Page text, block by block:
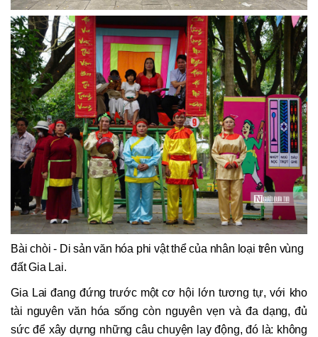
Bài chòi - Di sản văn hóa phi vật thể của nhân loại trên vùng
đất Gia Lai.
Gia Lai đang đứng trước một cơ hội lớn tương tự, với kho
tài nguyên văn hóa sống còn nguyên vẹn và đa dạng, đủ
sức để xây dựng những câu chuyện lay động, đó là: không